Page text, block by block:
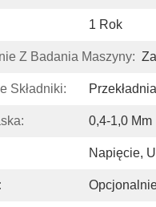
1 Rok
Z Badania Maszyny:
Składniki:
0,4-1,0 Mm
Napięcie,